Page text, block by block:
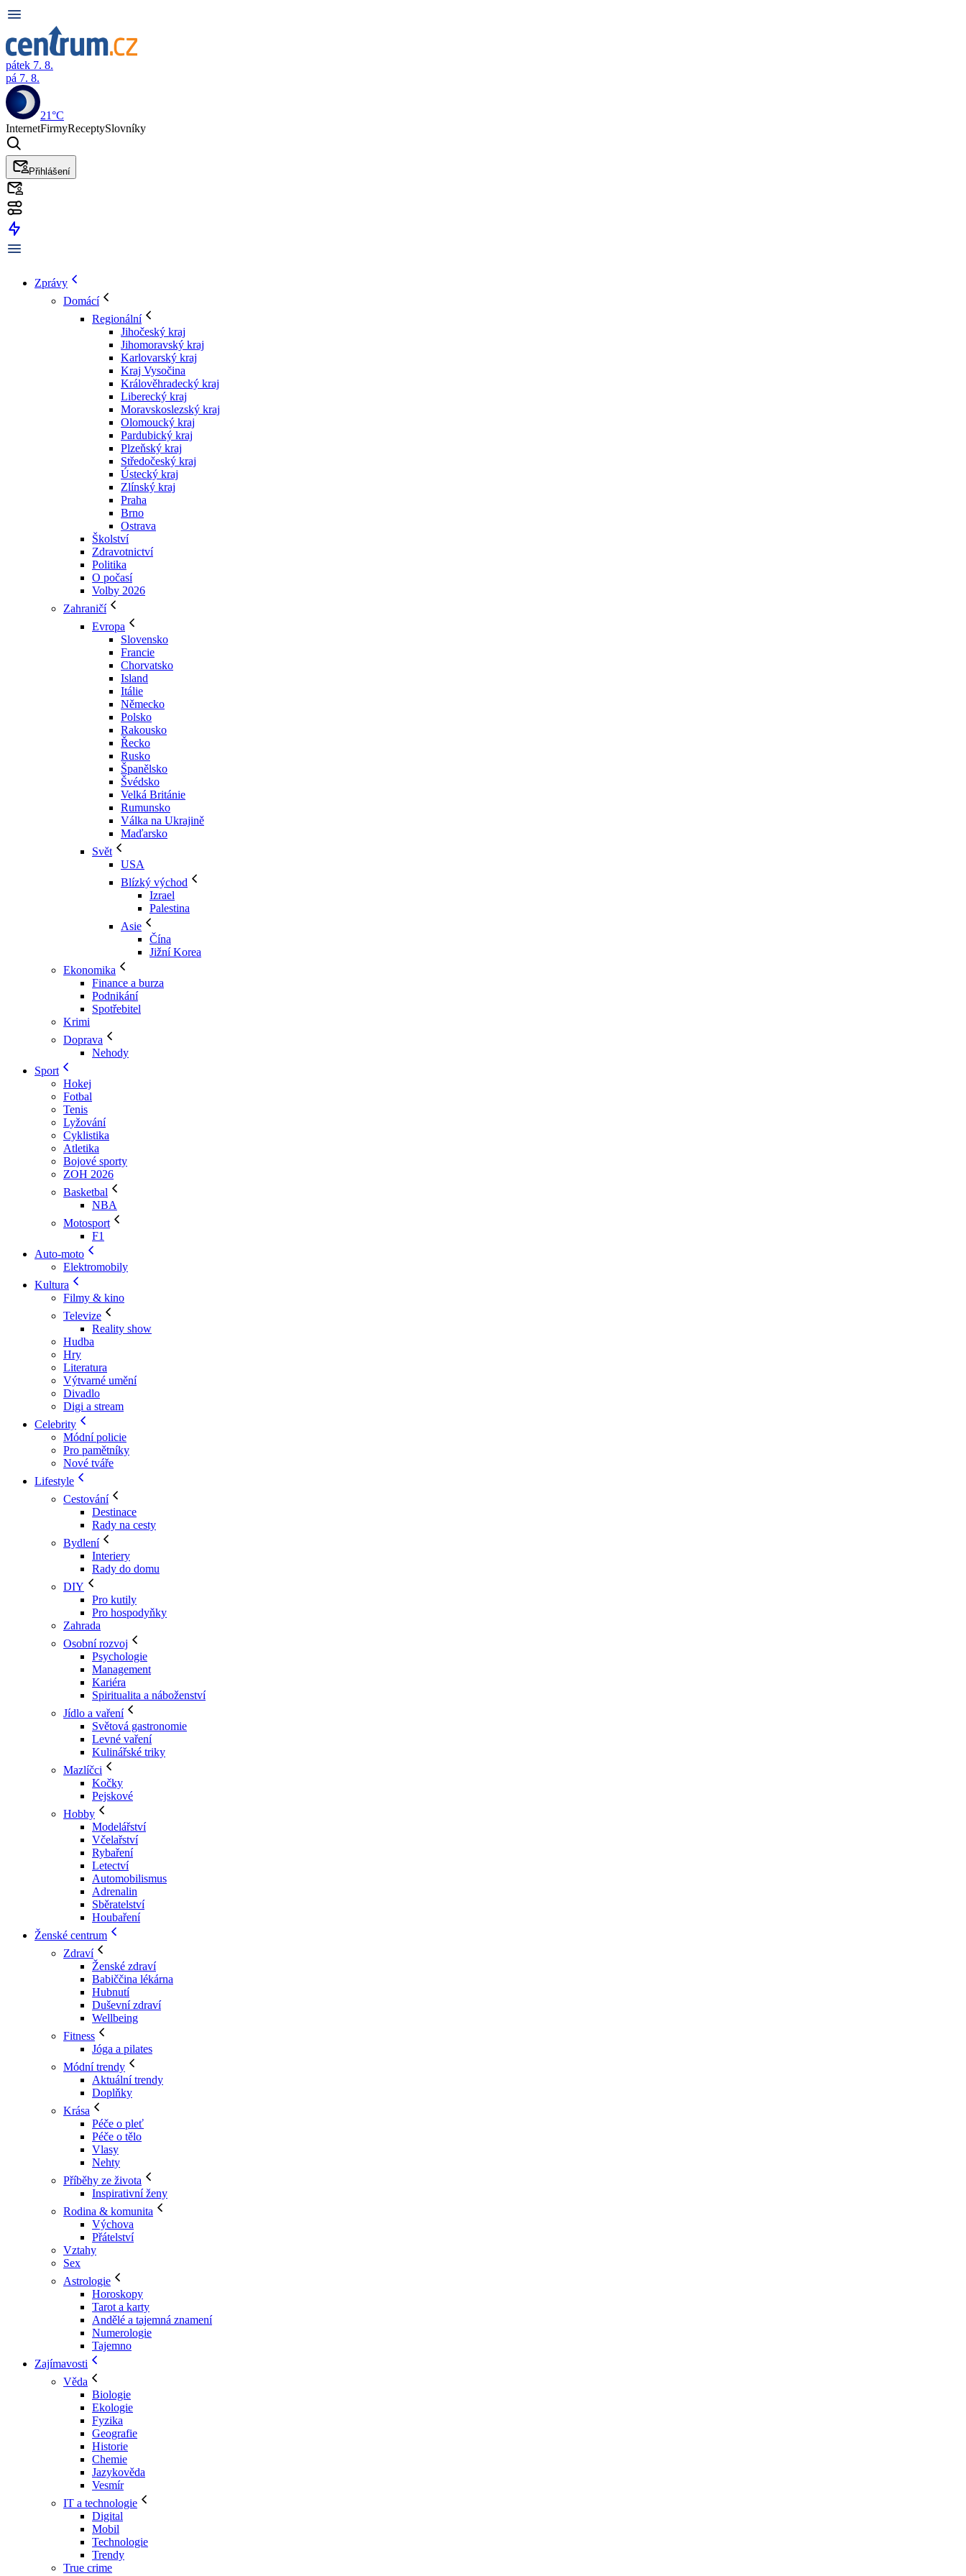
pátek 7. 8.
pá 7. 8.
21°C
InternetFirmyReceptySlovníky
Přihlášení
Zprávy
Domácí
Regionální
Jihočeský kraj
Jihomoravský kraj
Karlovarský kraj
Kraj Vysočina
Králověhradecký kraj
Liberecký kraj
Moravskoslezský kraj
Olomoucký kraj
Pardubický kraj
Plzeňský kraj
Středočeský kraj
Ústecký kraj
Zlínský kraj
Praha
Brno
Ostrava
Školství
Zdravotnictví
Politika
O počasí
Volby 2026
Zahraničí
Evropa
Slovensko
Francie
Chorvatsko
Island
Itálie
Německo
Polsko
Rakousko
Řecko
Rusko
Španělsko
Švédsko
Velká Británie
Rumunsko
Válka na Ukrajině
Maďarsko
Svět
USA
Blízký východ
Izrael
Palestina
Asie
Čína
Jižní Korea
Ekonomika
Finance a burza
Podnikání
Spotřebitel
Krimi
Doprava
Nehody
Sport
Hokej
Fotbal
Tenis
Lyžování
Cyklistika
Atletika
Bojové sporty
ZOH 2026
Basketbal
NBA
Motosport
F1
Auto-moto
Elektromobily
Kultura
Filmy & kino
Televize
Reality show
Hudba
Hry
Literatura
Výtvarné umění
Divadlo
Digi a stream
Celebrity
Módní policie
Pro pamětníky
Nové tváře
Lifestyle
Cestování
Destinace
Rady na cesty
Bydlení
Interiery
Rady do domu
DIY
Pro kutily
Pro hospodyňky
Zahrada
Osobní rozvoj
Psychologie
Management
Kariéra
Spiritualita a náboženství
Jídlo a vaření
Světová gastronomie
Levné vaření
Kulinářské triky
Mazlíčci
Kočky
Pejskové
Hobby
Modelářství
Včelařství
Rybaření
Letectví
Automobilismus
Adrenalin
Sběratelství
Houbaření
Ženské centrum
Zdraví
Ženské zdraví
Babiččina lékárna
Hubnutí
Duševní zdraví
Wellbeing
Fitness
Jóga a pilates
Módní trendy
Aktuální trendy
Doplňky
Krása
Péče o pleť
Péče o tělo
Vlasy
Nehty
Příběhy ze života
Inspirativní ženy
Rodina & komunita
Výchova
Přátelství
Vztahy
Sex
Astrologie
Horoskopy
Tarot a karty
Andělé a tajemná znamení
Numerologie
Tajemno
Zajímavosti
Věda
Biologie
Ekologie
Fyzika
Geografie
Historie
Chemie
Jazykověda
Vesmír
IT a technologie
Digital
Mobil
Technologie
Trendy
True crime